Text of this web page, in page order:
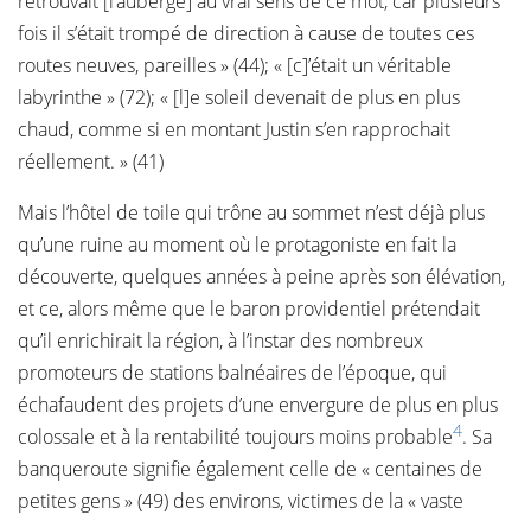
fois il s’était trompé de direction à cause de toutes ces
routes neuves, pareilles » (44); « [c]’était un véritable
labyrinthe » (72); « [l]e soleil devenait de plus en plus
chaud, comme si en montant Justin s’en rapprochait
réellement. » (41)
Mais l’hôtel de toile qui trône au sommet n’est déjà plus
qu’une ruine au moment où le protagoniste en fait la
découverte, quelques années à peine après son élévation,
et ce, alors même que le baron providentiel prétendait
qu’il enrichirait la région, à l’instar des nombreux
promoteurs de stations balnéaires de l’époque, qui
échafaudent des projets d’une envergure de plus en plus
colossale et à la rentabilité toujours moins probable4. Sa
banqueroute signifie également celle de « centaines de
petites gens » (49) des environs, victimes de la « vaste